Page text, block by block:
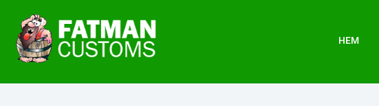
HEM